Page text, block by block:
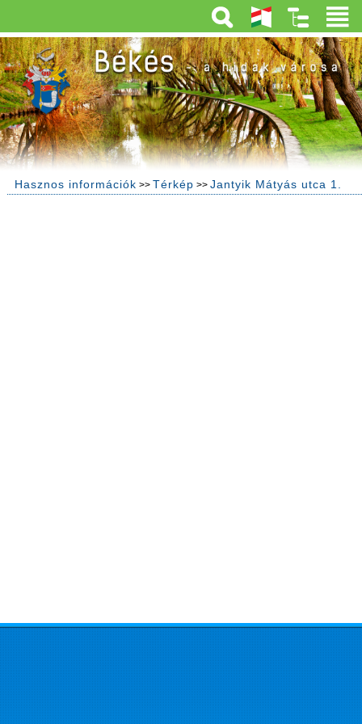
Hasznos információk >> Térkép >> Jantyik Mátyás utca 1.